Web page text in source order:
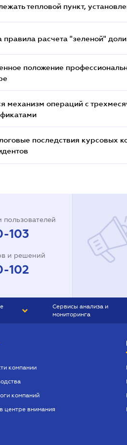
тепловой пункт,
расчета "зеленой" доли
положение
механизм операций с
последствия курсовых
103
и решений
102
Сервисы анализа и
мониторинга
компании
компаний
центре внимания